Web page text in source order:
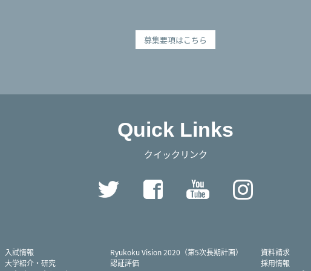
募集要項はこちら
Quick Links
クイックリンク
Twitter FacebookYouTube
入試情報
大学紹介・研究
Ryukoku Vision 2020（第5次長期計画）
認証評価
資料請求
採用情報